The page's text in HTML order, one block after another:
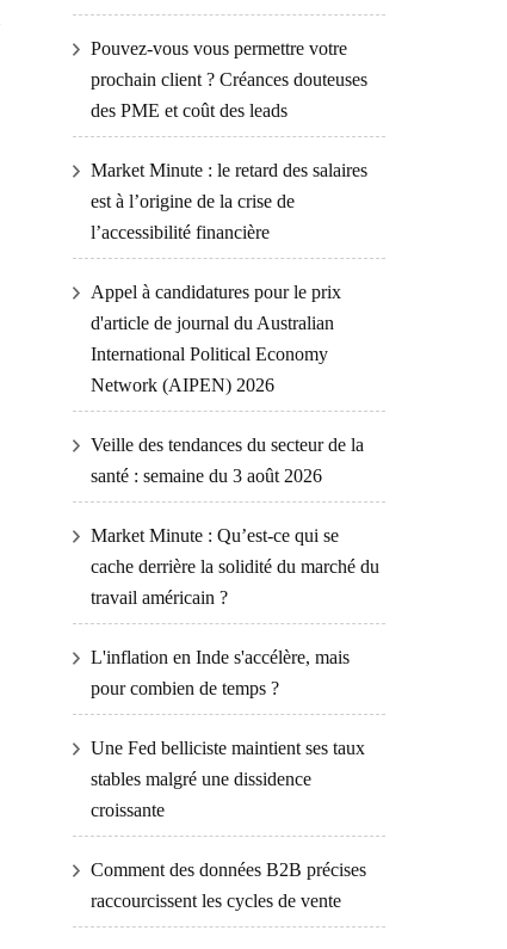
Pouvez-vous vous permettre votre
prochain client ? Créances douteuses
des PME et coût des leads
Market Minute : le retard des salaires
est à l’origine de la crise de
l’accessibilité financière
Appel à candidatures pour le prix
d'article de journal du Australian
International Political Economy
Network (AIPEN) 2026
Veille des tendances du secteur de la
santé : semaine du 3 août 2026
Market Minute : Qu’est-ce qui se
cache derrière la solidité du marché du
travail américain ?
L'inflation en Inde s'accélère, mais
pour combien de temps ?
Une Fed belliciste maintient ses taux
stables malgré une dissidence
croissante
Comment des données B2B précises
raccourcissent les cycles de vente